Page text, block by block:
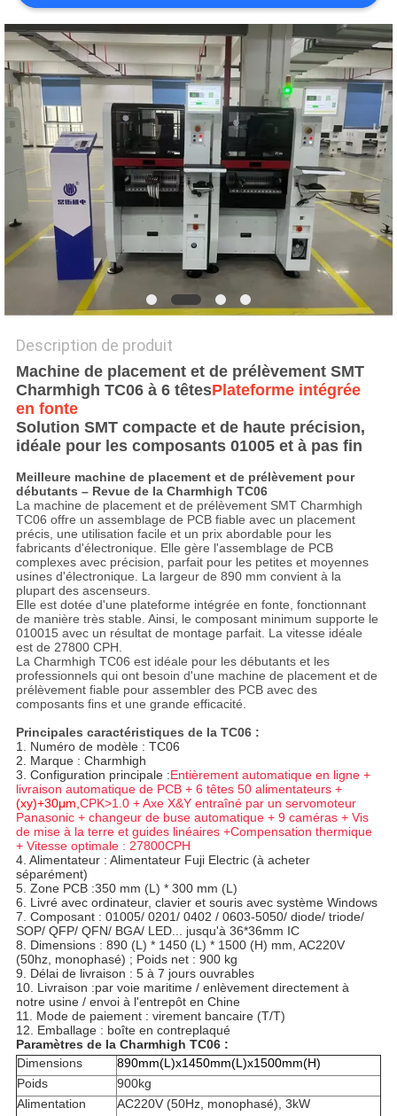
DU
SITE
POLITIQUE
DE
CONFIDENTIALITÉ
Description de produit
Machine de placement et de prélèvement SMT
Charmhigh TC06 à 6 têtesPlateforme intégrée
en fonte
Solution SMT compacte et de haute précision,
idéale pour les composants 01005 et à pas fin
Meilleure machine de placement et de prélèvement pour
débutants – Revue de la Charmhigh TC06
La machine de placement et de prélèvement SMT Charmhigh
TC06 offre un assemblage de PCB fiable avec un placement
précis, une utilisation facile et un prix abordable pour les
fabricants d'électronique. Elle gère l'assemblage de PCB
complexes avec précision, parfait pour les petites et moyennes
usines d'électronique. La largeur de 890 mm convient à la
plupart des ascenseurs.
Elle est dotée d'une plateforme intégrée en fonte, fonctionnant
de manière très stable. Ainsi, le composant minimum supporte le
010015 avec un résultat de montage parfait. La vitesse idéale
est de 27800 CPH.
La Charmhigh TC06 est idéale pour les débutants et les
professionnels qui ont besoin d'une machine de placement et de
prélèvement fiable pour assembler des PCB avec des
composants fins et une grande efficacité.
Principales caractéristiques de la TC06 :
1. Numéro de modèle : TC06
2. Marque : Charmhigh
3. Configuration principale :Entièrement automatique en ligne +
livraison automatique de PCB + 6 têtes 50 alimentateurs +
(xy)+30μm,CPK>1.0 + Axe X&Y entraîné par un servomoteur
Panasonic + changeur de buse automatique + 9 caméras + Vis
de mise à la terre et guides linéaires +Compensation thermique
+ Vitesse optimale : 27800CPH
4. Alimentateur : Alimentateur Fuji Electric (à acheter
séparément)
5. Zone PCB :350 mm (L) * 300 mm (L)
6. Livré avec ordinateur, clavier et souris avec système Windows
7. Composant : 01005/ 0201/ 0402 / 0603-5050/ diode/ triode/
SOP/ QFP/ QFN/ BGA/ LED... jusqu'à 36*36mm IC
8. Dimensions : 890 (L) * 1450 (L) * 1500 (H) mm, AC220V
(50hz, monophasé) ; Poids net : 900 kg
9. Délai de livraison : 5 à 7 jours ouvrables
10. Livraison :par voie maritime / enlèvement directement à
notre usine / envoi à l'entrepôt en Chine
11. Mode de paiement : virement bancaire (T/T)
12. Emballage : boîte en contreplaqué
Paramètres de la Charmhigh TC06 :
Dimensions
890mm(L)x1450mm(L)x1500mm(H)
Poids
900kg
Alimentation
AC220V (50Hz, monophasé), 3kW